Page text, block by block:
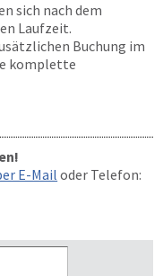
sich nach dem
Laufzeit.
Buchung im
komplette
E-Mailoder Telefon: